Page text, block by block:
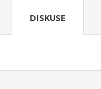
DISKUSE